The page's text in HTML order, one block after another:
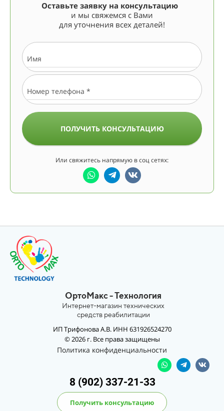
Оставьте заявку на консультацию
и мы свяжемся с Вами
для уточнения всех деталей!
Имя
Номер телефона *
ПОЛУЧИТЬ КОНСУЛЬТАЦИЮ
Или свяжитесь напрямую в соц сетях:
ОртоМакс - Технология
Интернет-магазин технических
средств реабилитации
ИП Трифонова А.В. ИНН 631926524270
© 2026 г. Все права защищены
Политика конфиденциальности
8 (902) 337-21-33
Получить консультацию